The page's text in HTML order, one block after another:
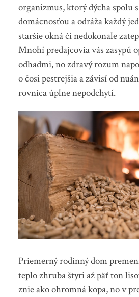
organizmus, ktorý dýcha spolu
domácnosťou a odráža každý
staršie okná či nedokonale
Mnohí predajcovia vás zasypú
odhadmi, no zdravý rozum
o čosi pestrejšia a závisí od
rovnica úplne nepodchytí.
Priemerný rodinný dom
teplo zhruba štyri až päť ton
znie ako ohromná kopa, no v